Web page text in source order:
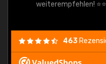
weiterempfehlen!
463